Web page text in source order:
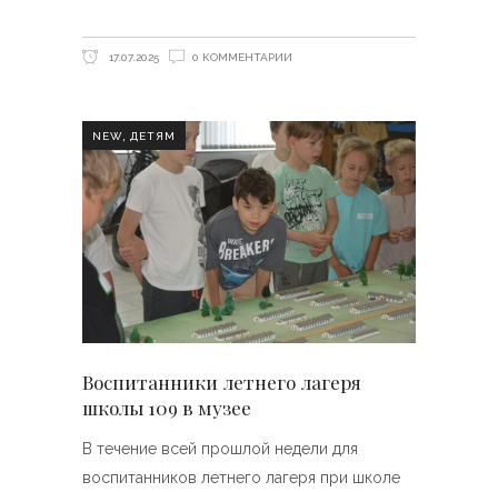
17.07.2025 0 КОММЕНТАРИИ
NEW, ДЕТЯМ
Воспитанники летнего лагеря
школы 109 в музее
В течение всей прошлой недели для
воспитанников летнего лагеря при школе